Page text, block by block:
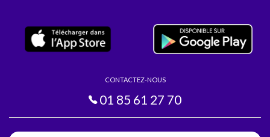
CONTACTEZ-NOUS
01 85 61 27 70